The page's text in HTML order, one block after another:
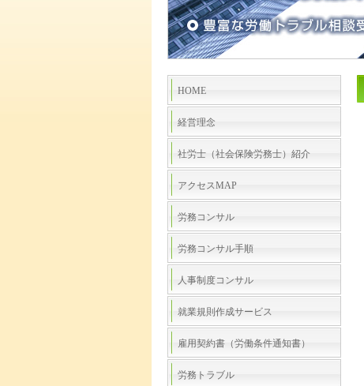
HOME
経営理念
社労士（社会保険労務士）紹介
アクセスMAP
労務コンサル
労務コンサル手順
人事制度コンサル
就業規則作成サービス
雇用契約書（労働条件通知書）
労務トラブル